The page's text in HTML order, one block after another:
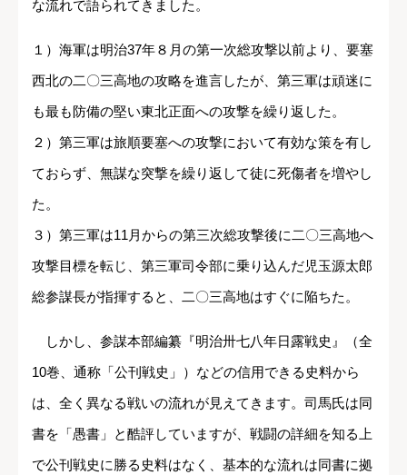
な流れで語られてきました。
１）海軍は明治37年８月の第一次総攻撃以前より、要塞
西北の二〇三高地の攻略を進言したが、第三軍は頑迷に
も最も防備の堅い東北正面への攻撃を繰り返した。
２）第三軍は旅順要塞への攻撃において有効な策を有し
ておらず、無謀な突撃を繰り返して徒に死傷者を増やし
た。
３）第三軍は11月からの第三次総攻撃後に二〇三高地へ
攻撃目標を転じ、第三軍司令部に乗り込んだ児玉源太郎
総参謀長が指揮すると、二〇三高地はすぐに陥ちた。
しかし、参謀本部編纂『明治卅七八年日露戦史』（全
10巻、通称「公刊戦史」）などの信用できる史料から
は、全く異なる戦いの流れが見えてきます。司馬氏は同
書を「愚書」と酷評していますが、戦闘の詳細を知る上
で公刊戦史に勝る史料はなく、基本的な流れは同書に拠